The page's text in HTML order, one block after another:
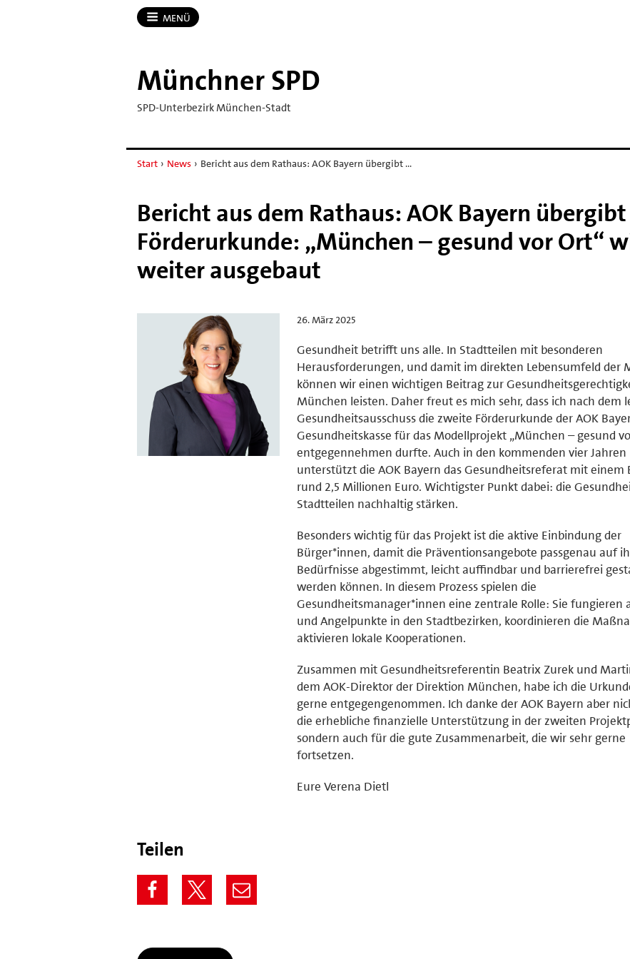
MENÜ
Münchner SPD
SPD-Unterbezirk München-Stadt
Start › News › Bericht aus dem Rathaus: AOK Bayern übergibt …
Bericht aus dem Rathaus: AOK Bayern übergibt
Förderurkunde: „München – gesund vor Ort“
weiter ausgebaut
26. März 2025
Gesundheit betrifft uns alle. In Stadtteilen mit besonderen
Herausforderungen, und damit im direkten Lebensumfeld der
können wir einen wichtigen Beitrag zur
München leisten. Daher freut es mich sehr, dass ich nach dem
Gesundheitsausschuss die zweite Förderurkunde der AOK
Gesundheitskasse für das Modellprojekt „München – gesund
entgegennehmen durfte. Auch in den kommenden vier Jahren
unterstützt die AOK Bayern das Gesundheitsreferat mit einem
rund 2,5 Millionen Euro. Wichtigster Punkt dabei: die
Stadtteilen nachhaltig stärken.
Besonders wichtig für das Projekt ist die aktive Einbindung der
Bürger*innen, damit die Präventionsangebote passgenau auf
Bedürfnisse abgestimmt, leicht auffindbar und barrierefrei
werden können. In diesem Prozess spielen die
Gesundheitsmanager*innen eine zentrale Rolle: Sie fungieren
und Angelpunkte in den Stadtbezirken, koordinieren die
aktivieren lokale Kooperationen.
Zusammen mit Gesundheitsreferentin Beatrix Zurek und
dem AOK-Direktor der Direktion München, habe ich die
gerne entgegengenommen. Ich danke der AOK Bayern aber
die erhebliche finanzielle Unterstützung in der zweiten
sondern auch für die gute Zusammenarbeit, die wir sehr gerne
fortsetzen.
Eure Verena Dietl
Teilen